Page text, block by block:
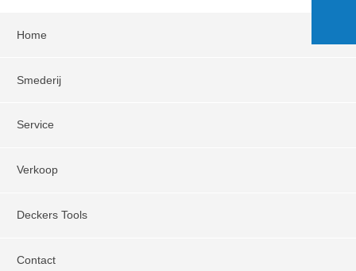
Home
Smederij
Service
Verkoop
Deckers Tools
Contact